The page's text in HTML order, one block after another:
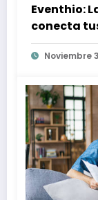
Eventhio:
conecta
Spotify
Noviembre